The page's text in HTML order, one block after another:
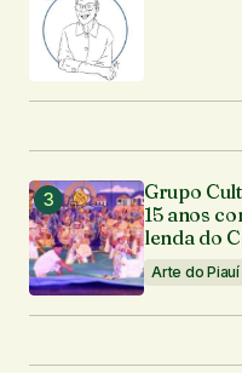
Grupo
15 anos
lenda do
Arte do Piauí